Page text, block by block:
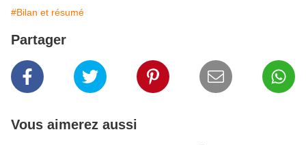
#Bilan et résumé
Partager
Vous aimerez aussi